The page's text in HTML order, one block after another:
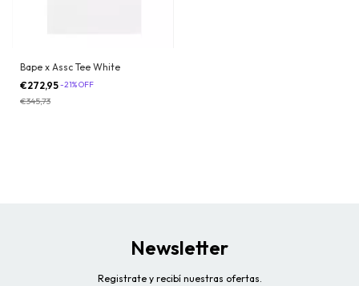
Bape x Assc Tee White
€272,95-21%OFF
€345,73
Newsletter
Registrate y recibí nuestras ofertas.